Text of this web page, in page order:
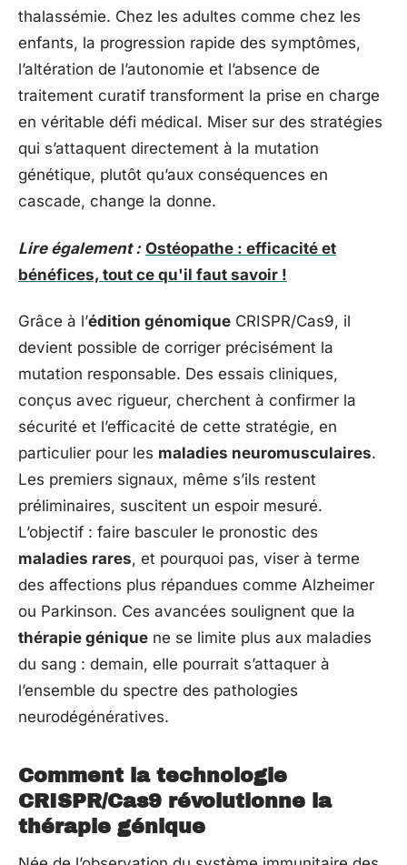
thalassémie. Chez les adultes comme chez les
enfants, la progression rapide des symptômes,
l’altération de l’autonomie et l’absence de
traitement curatif transforment la prise en charge
en véritable défi médical. Miser sur des stratégies
qui s’attaquent directement à la mutation
génétique, plutôt qu’aux conséquences en
cascade, change la donne.
Lire également : Ostéopathe : efficacité et
bénéfices, tout ce qu'il faut savoir !
Grâce à l’édition génomique CRISPR/Cas9, il
devient possible de corriger précisément la
mutation responsable. Des essais cliniques,
conçus avec rigueur, cherchent à confirmer la
sécurité et l’efficacité de cette stratégie, en
particulier pour les maladies neuromusculaires.
Les premiers signaux, même s’ils restent
préliminaires, suscitent un espoir mesuré.
L’objectif : faire basculer le pronostic des
maladies rares, et pourquoi pas, viser à terme
des affections plus répandues comme Alzheimer
ou Parkinson. Ces avancées soulignent que la
thérapie génique ne se limite plus aux maladies
du sang : demain, elle pourrait s’attaquer à
l’ensemble du spectre des pathologies
neurodégénératives.
Comment la technologie
CRISPR/Cas9 révolutionne la
thérapie génique